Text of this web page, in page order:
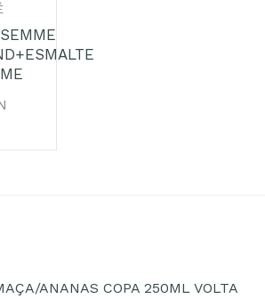
ANANAS COPA 250ML VOLTA